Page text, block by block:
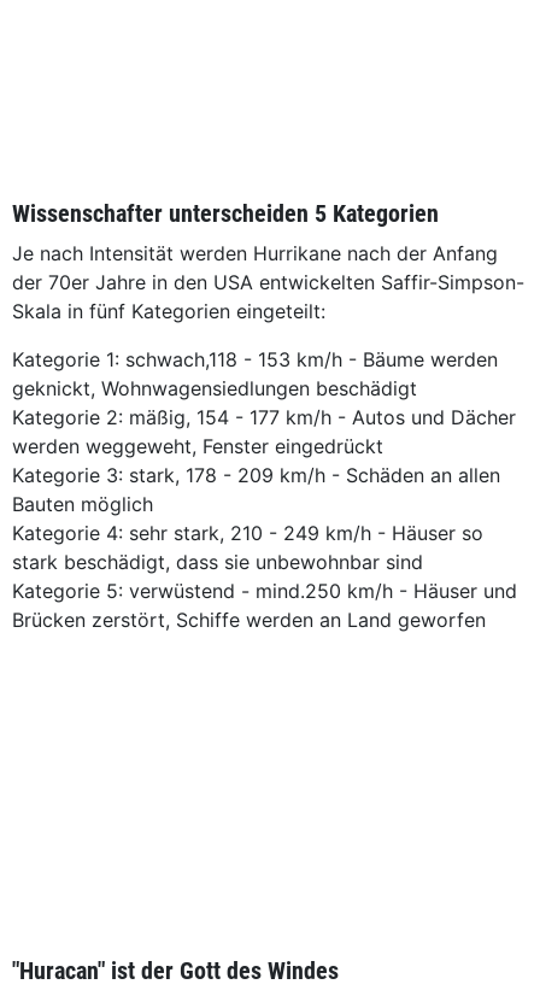
Wissenschafter unterscheiden 5 Kategorien
Je nach Intensität werden Hurrikane nach der Anfang
der 70er Jahre in den USA entwickelten Saffir-Simpson-
Skala in fünf Kategorien eingeteilt:
Kategorie 1: schwach,118 - 153 km/h - Bäume werden
geknickt, Wohnwagensiedlungen beschädigt
Kategorie 2: mäßig, 154 - 177 km/h - Autos und Dächer
werden weggeweht, Fenster eingedrückt
Kategorie 3: stark, 178 - 209 km/h - Schäden an allen
Bauten möglich
Kategorie 4: sehr stark, 210 - 249 km/h - Häuser so
stark beschädigt, dass sie unbewohnbar sind
Kategorie 5: verwüstend - mind.250 km/h - Häuser und
Brücken zerstört, Schiffe werden an Land geworfen
"Huracan" ist der Gott des Windes